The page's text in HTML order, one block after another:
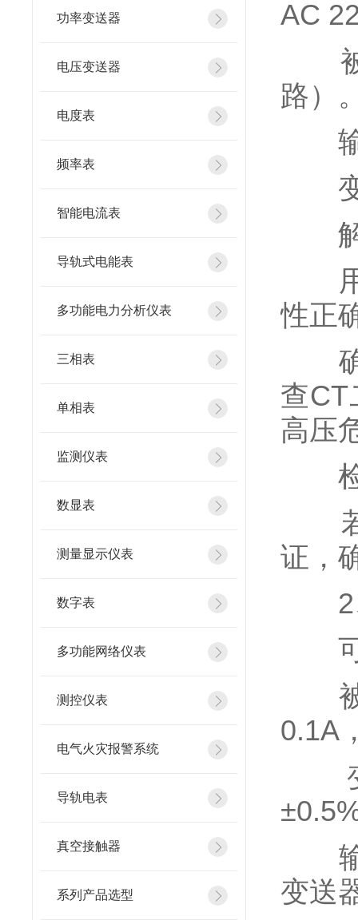
功率变送器
电压变送器
电度表
频率表
智能电流表
导轨式电能表
多功能电力分析仪表
三相表
单相表
监测仪表
数显表
测量显示仪表
数字表
多功能网络仪表
测控仪表
电气火灾报警系统
导轨电表
真空接触器
系列产品选型
AC
被
路）
输
变
解
用
性正
确
查CT
高压
检
若
证，
2、
可
被
0.1A
变
输
变送